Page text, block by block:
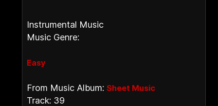
Instrumental Music
Music Genre:
Easy
From Music Album: Sheet Music
Track: 39